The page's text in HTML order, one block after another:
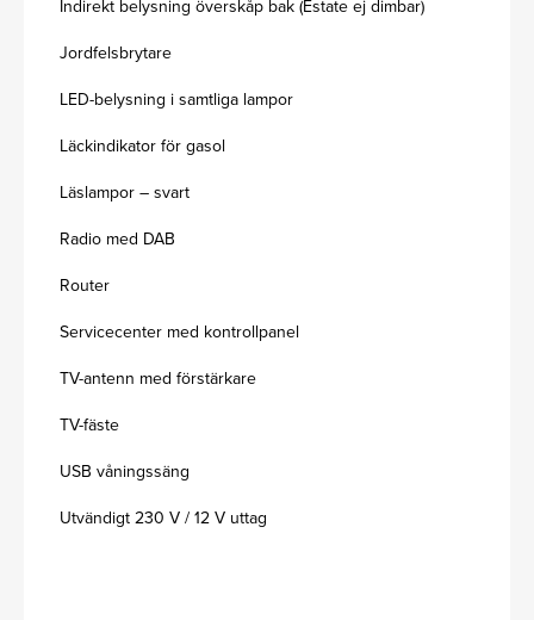
Indirekt belysning överskåp bak (Estate ej dimbar)
Jordfelsbrytare
LED-belysning i samtliga lampor
Läckindikator för gasol
Läslampor – svart
Radio med DAB
Router
Servicecenter med kontrollpanel
TV-antenn med förstärkare
TV-fäste
USB våningssäng
Utvändigt 230 V / 12 V uttag